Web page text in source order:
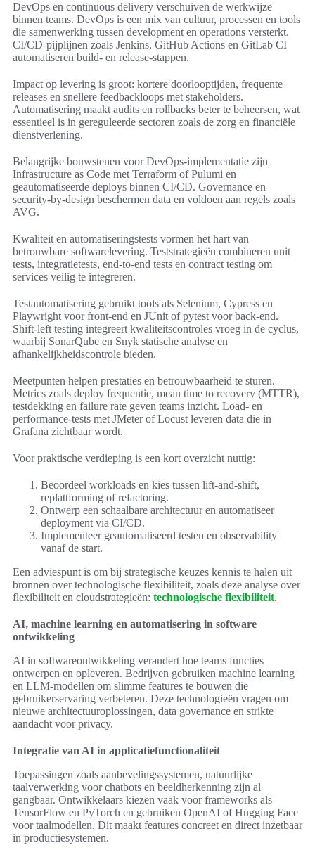
DevOps en continuous delivery verschuiven de werkwijze
binnen teams. DevOps is een mix van cultuur, processen en tools
die samenwerking tussen development en operations versterkt.
CI/CD-pijplijnen zoals Jenkins, GitHub Actions en GitLab CI
automatiseren build- en release-stappen.
Impact op levering is groot: kortere doorlooptijden, frequente
releases en snellere feedbackloops met stakeholders.
Automatisering maakt audits en rollbacks beter te beheersen, wat
essentieel is in gereguleerde sectoren zoals de zorg en financiële
dienstverlening.
Belangrijke bouwstenen voor DevOps-implementatie zijn
Infrastructure as Code met Terraform of Pulumi en
geautomatiseerde deploys binnen CI/CD. Governance en
security-by-design beschermen data en voldoen aan regels zoals
AVG.
Kwaliteit en automatiseringstests vormen het hart van
betrouwbare softwarelevering. Teststrategieën combineren unit
tests, integratietests, end-to-end tests en contract testing om
services veilig te integreren.
Testautomatisering gebruikt tools als Selenium, Cypress en
Playwright voor front-end en JUnit of pytest voor back-end.
Shift-left testing integreert kwaliteitscontroles vroeg in de cyclus,
waarbij SonarQube en Snyk statische analyse en
afhankelijkheidscontrole bieden.
Meetpunten helpen prestaties en betrouwbaarheid te sturen.
Metrics zoals deploy frequentie, mean time to recovery (MTTR),
testdekking en failure rate geven teams inzicht. Load- en
performance-tests met JMeter of Locust leveren data die in
Grafana zichtbaar wordt.
Voor praktische verdieping is een kort overzicht nuttig:
Beoordeel workloads en kies tussen lift-and-shift,
replattforming of refactoring.
Ontwerp een schaalbare architectuur en automatiseer
deployment via CI/CD.
Implementeer geautomatiseerd testen en observability
vanaf de start.
Een adviespunt is om bij strategische keuzes kennis te halen uit
bronnen over technologische flexibiliteit, zoals deze analyse over
flexibiliteit en cloudstrategieën: technologische flexibiliteit.
AI, machine learning en automatisering in software
ontwikkeling
AI in softwareontwikkeling verandert hoe teams functies
ontwerpen en opleveren. Bedrijven gebruiken machine learning
en LLM-modellen om slimme features te bouwen die
gebruikerservaring verbeteren. Deze technologieën vragen om
nieuwe architectuuroplossingen, data governance en strikte
aandacht voor privacy.
Integratie van AI in applicatiefunctionaliteit
Toepassingen zoals aanbevelingssystemen, natuurlijke
taalverwerking voor chatbots en beeldherkenning zijn al
gangbaar. Ontwikkelaars kiezen vaak voor frameworks als
TensorFlow en PyTorch en gebruiken OpenAI of Hugging Face
voor taalmodellen. Dit maakt features concreet en direct inzetbaar
in productiesystemen.